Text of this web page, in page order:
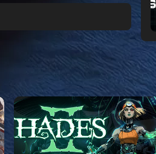
进入完全不同的意识状态。 玩法简
洁纯粹，单局游戏耗时较短，大量挑
战，重玩度很高。 游戏特色 战役模
式包含五个世界，关卡动态变化，敌
人种…